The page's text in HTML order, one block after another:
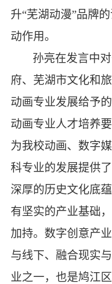
升“芜湖动漫”品牌
动作用。
孙亮在发言中对
府、芜湖市文化和
动画专业发展给予
动画专业人才培养
为我校动画、数字
科专业的发展提供
深厚的历史文化底
有坚实的产业基础
加持。数字创意产
与线下、融合现实
业之一，也是鸠江